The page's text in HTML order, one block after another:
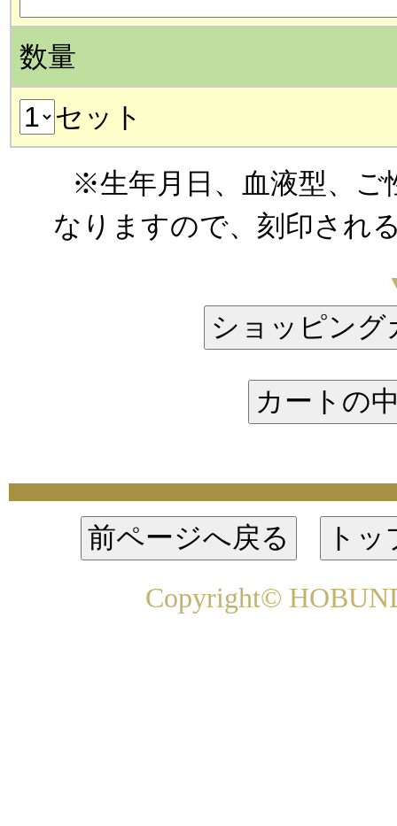
数量
セット
※生年月日、血液型、ご
なりますので、刻印され
Copyright©